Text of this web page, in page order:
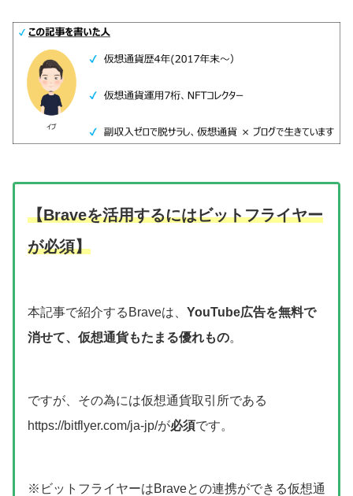
【Braveを活用するにはビットフライヤー
が必須】
本記事で紹介するBraveは、 YouTube広告を無料で
消せて、仮想通貨もたまる優れもの。
ですが、その為には仮想通貨取引所である
https://bitflyer.com/ja-jp/が必須です。
※ビットフライヤーはBraveとの連携ができる仮想通